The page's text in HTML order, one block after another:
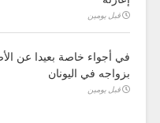
قبل يومين
في أجواء خاصة بعيدا عن
بزواجه في اليونان
قبل يومين